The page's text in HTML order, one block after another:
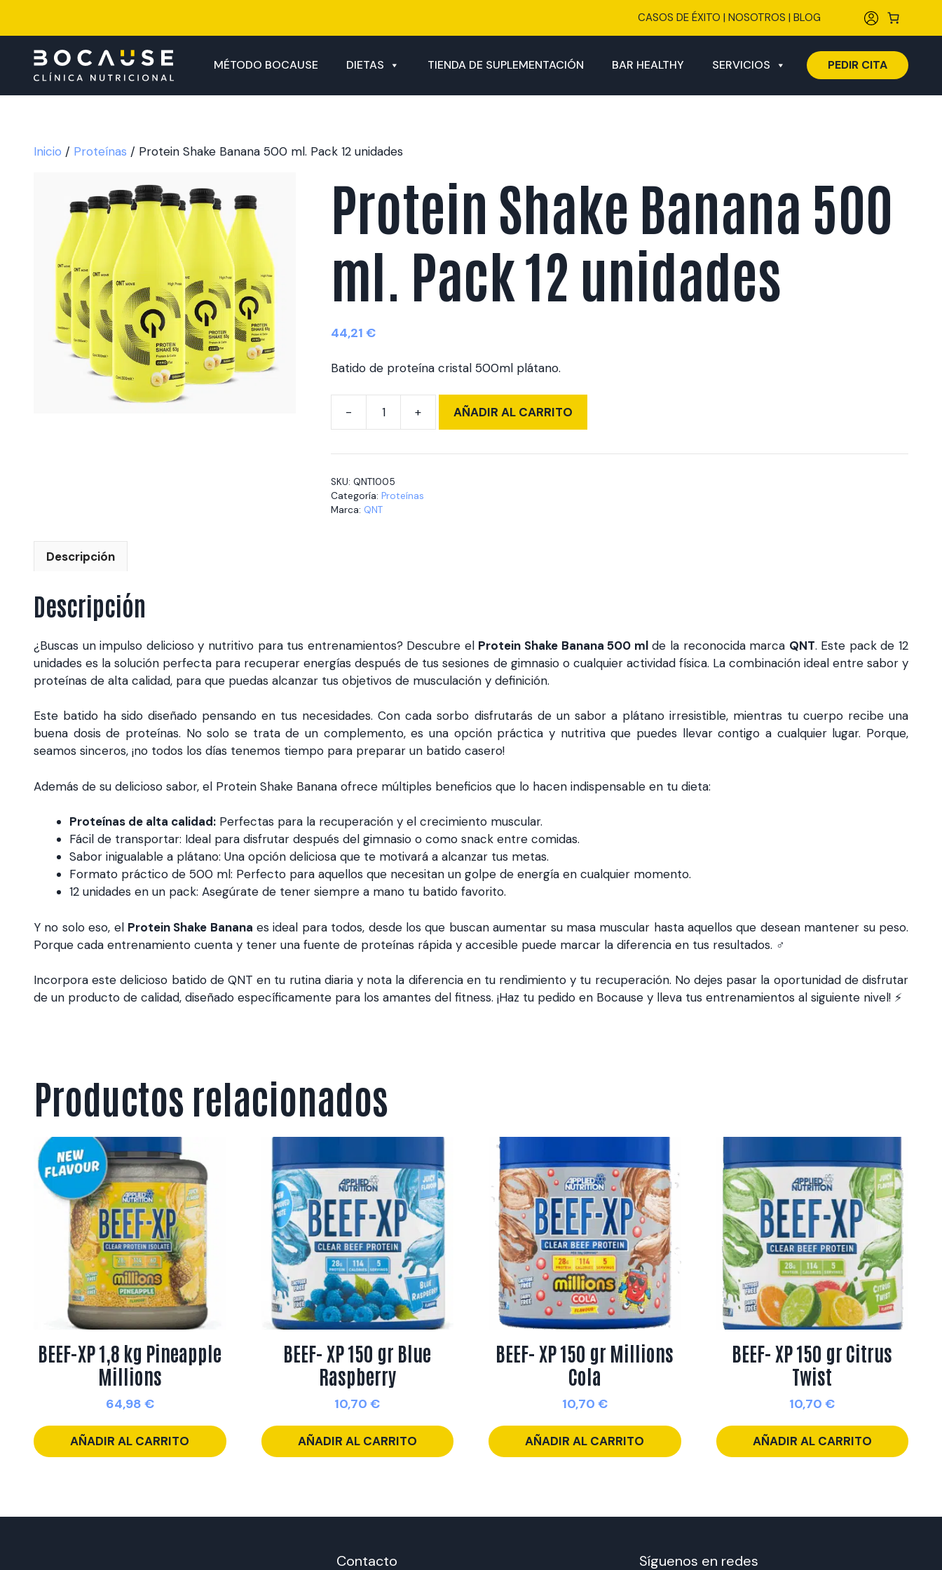
CASOS DE ÉXITO |NOSOTROS |BLOG
MÉTODO BOCAUSE DIETAS TIENDA DE SUPLEMENTACIÓN BAR HEALTHY SERVICIOS PEDIR CITA
Inicio / Proteínas / Protein Shake Banana 500 ml. Pack 12 unidades
Protein Shake Banana 500
ml. Pack 12 unidades
44,21€
Batido de proteína cristal 500ml plátano.
Banana
ml.
Pack
AÑADIR AL CARRITO
SKU:QNT1005
Categoría:Proteínas
Marca: QNT
Descripción
Descripción
¿Buscas un impulso delicioso y nutritivo para tus entrenamientos? Descubre el Protein Shake Banana 500 mlde la reconocida marca QNT. Este pack de 12
unidades es la solución perfecta para recuperar energías después de tus sesiones de gimnasio o cualquier actividad física. La combinación ideal entre sabor y
proteínas de alta calidad, para que puedas alcanzar tus objetivos de musculación y definición.
Este batido ha sido diseñado pensando en tus necesidades. Con cada sorbo disfrutarás de un sabor a plátano irresistible, mientras tu cuerpo recibe una
buena dosis de proteínas. No solo se trata de un complemento, es una opción práctica y nutritiva que puedes llevar contigo a cualquier lugar. Porque,
seamos sinceros, ¡no todos los días tenemos tiempo para preparar un batido casero!
Además de su delicioso sabor, el Protein Shake Banana ofrece múltiples beneficios que lo hacen indispensable en tu dieta:
Proteínas de alta calidad: Perfectas para la recuperación y el crecimiento muscular.
Fácil de transportar: Ideal para disfrutar después del gimnasio o como snack entre comidas.
Sabor inigualable a plátano: Una opción deliciosa que te motivará a alcanzar tus metas.
Formato práctico de 500 ml: Perfecto para aquellos que necesitan un golpe de energía en cualquier momento.
12 unidades en un pack: Asegúrate de tener siempre a mano tu batido favorito.
Y no solo eso, el Protein Shake Banana es ideal para todos, desde los que buscan aumentar su masa muscular hasta aquellos que desean mantener su peso.
Porque cada entrenamiento cuenta y tener una fuente de proteínas rápida y accesible puede marcar la diferencia en tus resultados. ️‍♂️
Incorpora este delicioso batido de QNT en tu rutina diaria y nota la diferencia en tu rendimiento y tu recuperación. No dejes pasar la oportunidad de disfrutar
de un producto de calidad, diseñado específicamente para los amantes del fitness. ¡Haz tu pedido en Bocause y lleva tus entrenamientos al siguiente nivel! ⚡
Productos relacionados
BEEF-XP 1,8 kg Pineapple
Millions
64,98 €
AÑADIR AL CARRITO
BEEF- XP 150 gr Blue
Raspberry
10,70€
AÑADIR AL CARRITO
BEEF- XP 150 gr Millions
Cola
10,70 €
AÑADIR AL CARRITO
BEEF- XP 150 gr Citrus
Twist
10,70€
AÑADIR AL CARRITO
Contacto Síguenos en redes